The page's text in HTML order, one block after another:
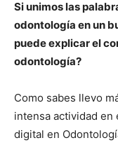
Si unimos las
odontología en un
puede explicar el
odontología?
Como sabes llevo
intensa actividad
digital en